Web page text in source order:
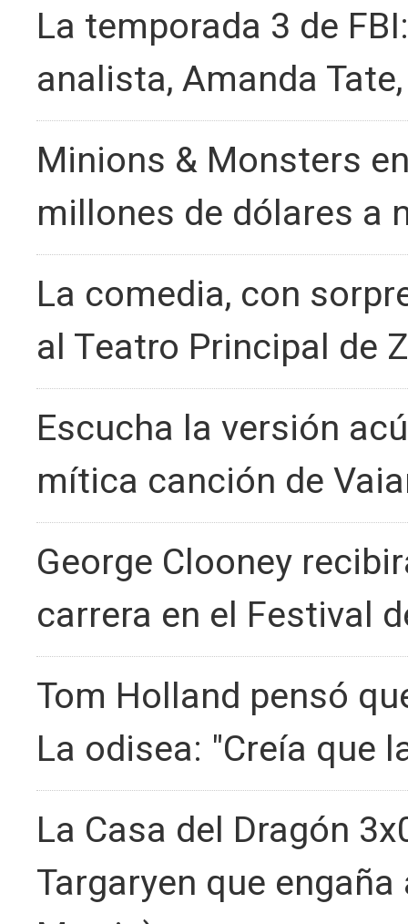
La temporada 3 de
analista, Amanda
Minions & Monsters
millones de dólares a
La comedia, con
al Teatro Principal de
Escucha la versión
mítica canción de
George Clooney
carrera en el Festival
Tom Holland pensó
La odisea: "Creía que
La Casa del Dragón
Targaryen que